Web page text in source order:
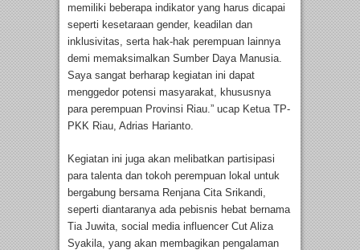
memiliki beberapa indikator yang harus dicapai
seperti kesetaraan gender, keadilan dan
inklusivitas, serta hak-hak perempuan lainnya
demi memaksimalkan Sumber Daya Manusia.
Saya sangat berharap kegiatan ini dapat
menggedor potensi masyarakat, khususnya
para perempuan Provinsi Riau.” ucap Ketua TP-
PKK Riau, Adrias Harianto.
Kegiatan ini juga akan melibatkan partisipasi
para talenta dan tokoh perempuan lokal untuk
bergabung bersama Renjana Cita Srikandi,
seperti diantaranya ada pebisnis hebat bernama
Tia Juwita, social media influencer Cut Aliza
Syakila, yang akan membagikan pengalaman